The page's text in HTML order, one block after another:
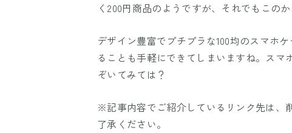
く200円商品のようですが、それでもこの
デザイン豊富でプチプラな100均のスマホ
ることも手軽にできてしまいますね。スマ
ぞいてみては？
※記事内容でご紹介しているリンク先は、
了承ください。